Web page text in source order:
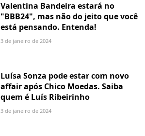
Valentina Bandeira estará no
"BBB24", mas não do jeito que você
está pensando. Entenda!
3 de janeiro de 2024
Luísa Sonza pode estar com novo
affair após Chico Moedas. Saiba
quem é Luís Ribeirinho
3 de janeiro de 2024